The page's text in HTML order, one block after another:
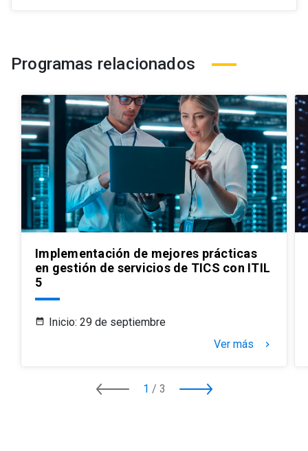
Programas relacionados
Implementación de mejores prácticas
en gestión de servicios de TICS con ITIL
5
Inicio: 29 de septiembre
Ver más
keyboard_arrow_right
1 / 3